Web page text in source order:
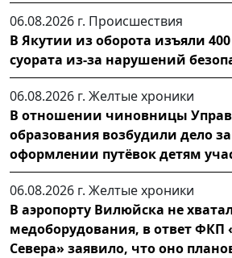
06.08.2026 г. Происшествия
В Якутии из оборота изъяли
суората из-за нарушений
06.08.2026 г. Желтые хроники
В отношении чиновницы
образования возбудили дело
оформлении путёвок детям
06.08.2026 г. Желтые хроники
В аэропорту Вилюйска не
медоборудования, в ответ ФКП
Севера» заявило, что оно